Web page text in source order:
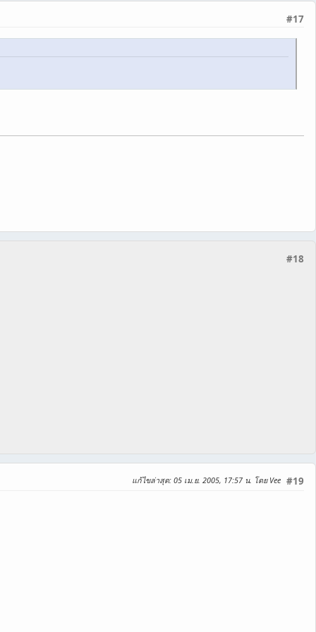
#17
#18
#19
แก้ไขล่าสุด: 05 เม.ย. 2005, 17:57 น. โดย Vee